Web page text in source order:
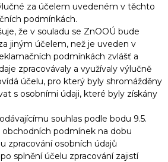
za účelem uvedeném v těchto
podmínkách.
že v souladu se ZnOOÚ bude
jiným účelem, než je uveden v
podmínkách zvlášť a
zpracovávaly a využívaly výlučně
účelu, pro který byly shromážděny
s osobními údaji, které byly získány
souhlas podle bodu 9.5.
podmínek na dobu
zpracování osobních údajů
splnění účelu zpracování zajistí